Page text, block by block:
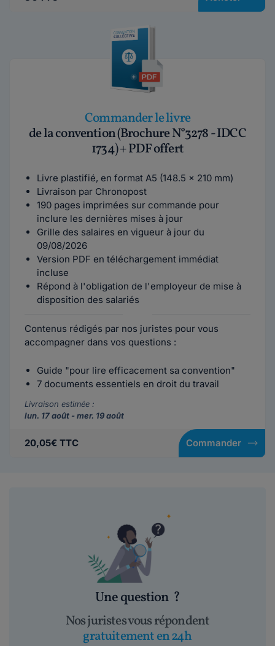
Commander le livre
de la convention (Brochure N°3278 - IDCC
1734) + PDF offert
Livre plastifié, en format A5 (148.5 x 210 mm)
Livraison par Chronopost
190 pages imprimées sur commande pour
inclure les dernières mises à jour
Grille des salaires en vigueur à jour du
09/08/2026
Version PDF en téléchargement immédiat
incluse
Répond à l'obligation de l'employeur de mise à
disposition des salariés
Contenus rédigés par nos juristes pour vous
accompagner dans vos questions :
Guide "pour lire efficacement sa convention"
7 documents essentiels en droit du travail
Livraison estimée :
lun. 17 août - mer. 19 août
20,05€ TTC Commander
Une question ?
Nos juristes vous répondent
gratuitement en 24h